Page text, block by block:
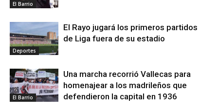
El Barrio
Deportes
El Rayo jugará los primeros partidos
de Liga fuera de su estadio
El Barrio
Una marcha recorrió Vallecas para
homenajear a los madrileños que
defendieron la capital en 1936